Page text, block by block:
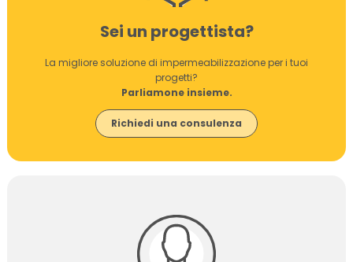
Sei un progettista?
La migliore soluzione di impermeabilizzazione per i tuoi
progetti?
Parliamone insieme.
Richiedi una consulenza